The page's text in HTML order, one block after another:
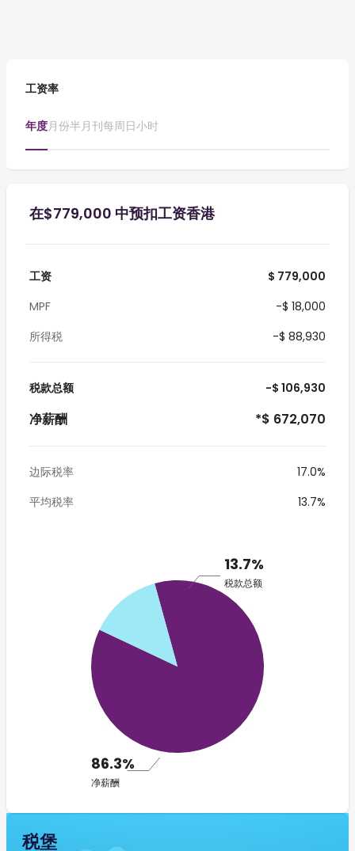
工资率
年度月份半月刊每周日小时
在$779,000 中预扣工资香港
工资
$ 779,000
MPF
-$ 18,000
所得税
-$ 88,930
税款总额 -$ 106,930
净薪酬 *$ 672,070
边际税率
17.0%
平均税率
13.7%
13.7%
税款总额
86.3%
净薪酬
税堡